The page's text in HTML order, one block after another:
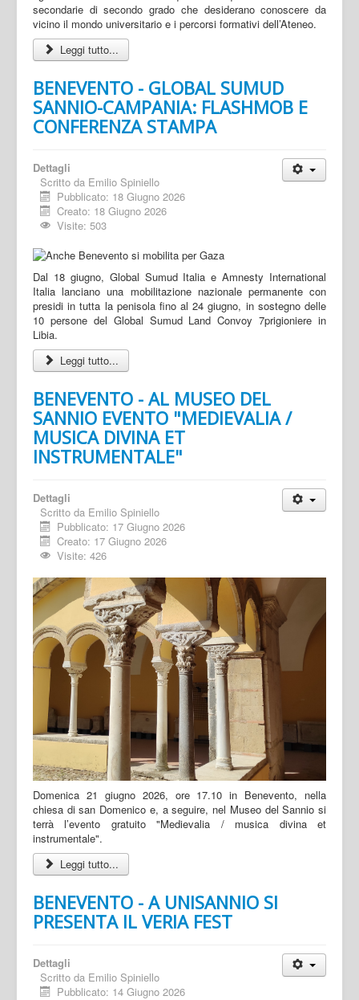
secondarie di secondo grado che desiderano conoscere da
vicino il mondo universitario e i percorsi formativi dell’Ateneo.
Leggi tutto...
BENEVENTO - GLOBAL SUMUD
SANNIO-CAMPANIA: FLASHMOB E
CONFERENZA STAMPA
Dettagli
Scritto da Emilio Spiniello
Pubblicato: 18 Giugno 2026
Creato: 18 Giugno 2026
Visite: 503
Dal 18 giugno, Global Sumud Italia e Amnesty International
Italia lanciano una mobilitazione nazionale permanente con
presidi in tutta la penisola fino al 24 giugno, in sostegno delle
10 persone del Global Sumud Land Convoy 7prigioniere in
Libia.
Leggi tutto...
BENEVENTO - AL MUSEO DEL
SANNIO EVENTO "MEDIEVALIA /
MUSICA DIVINA ET
INSTRUMENTALE"
Dettagli
Scritto da Emilio Spiniello
Pubblicato: 17 Giugno 2026
Creato: 17 Giugno 2026
Visite: 426
Domenica 21 giugno 2026, ore 17.10 in Benevento, nella
chiesa di san Domenico e, a seguire, nel Museo del Sannio si
terrà l’evento gratuito "Medievalia / musica divina et
instrumentale".
Leggi tutto...
BENEVENTO - A UNISANNIO SI
PRESENTA IL VERIA FEST
Dettagli
Scritto da Emilio Spiniello
Pubblicato: 14 Giugno 2026